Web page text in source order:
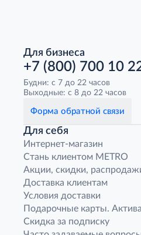
Для бизнеса
+7 (800) 700 10
Будни: с 7 до 22 часов
Выходные: с 8 до 22 часов
Форма обратной связи
Для себя
Интернет-магазин
Стань клиентом METRO
Акции, скидки,
Доставка клиентам
Условия доставки
Подарочные карты.
Скидка за подписку